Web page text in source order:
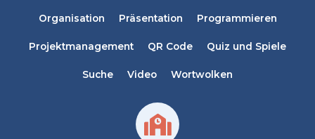
Organisation Präsentation Programmieren
Projektmanagement QR Code Quiz und Spiele
Suche Video Wortwolken